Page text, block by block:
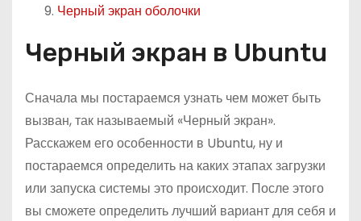
Черный экран оболочки
Черный экран в Ubuntu
Сначала мы постараемся узнать чем может быть
вызван, так называемый «Черный экран».
Расскажем его особенности в Ubuntu, ну и
постараемся определить на каких этапах загрузки
или запуска системы это происходит. После этого
вы сможете определить лучший вариант для себя и